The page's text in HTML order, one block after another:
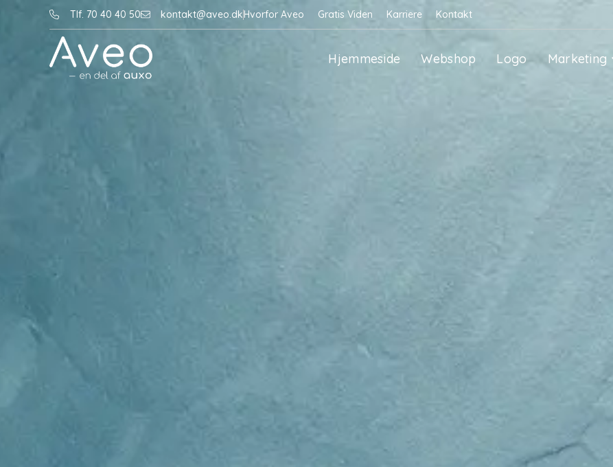
Tlf. 70 40 40 50 kontakt@aveo.dkHvorfor Aveo Gratis Viden Karriere Kontakt
Hjemmeside Webshop Logo Marketing